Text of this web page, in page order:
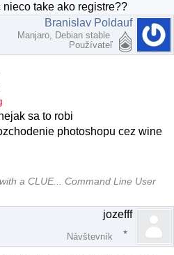
take ako registre??
Branislav Poldauf
Manjaro, Debian stable
Používateľ
sa to robi
photoshopu cez wine
a CLUE... Command Line User
jozefff
Návštevník